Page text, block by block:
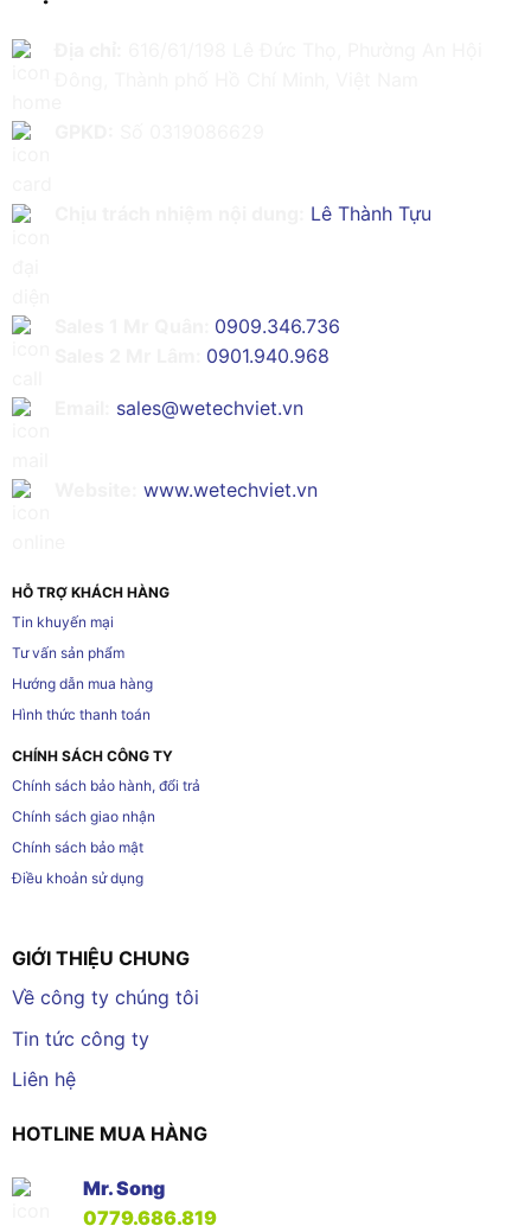
Lê Thành Tựu
0909.346.736
0901.940.968
sales@wetechviet.vn
www.wetechviet.vn
HỖ TRỢ KHÁCH HÀNG
Tin khuyến mại
Tư vấn sản phẩm
Hướng dẫn mua hàng
Hình thức thanh toán
CHÍNH SÁCH CÔNG TY
Chính sách bảo hành, đổi trả
Chính sách giao nhận
Chính sách bảo mật
Điều khoản sử dụng
GIỚI THIỆU CHUNG
Về công ty chúng tôi
Tin tức công ty
Liên hệ
HOTLINE MUA HÀNG
Mr. Song
0779.686.819